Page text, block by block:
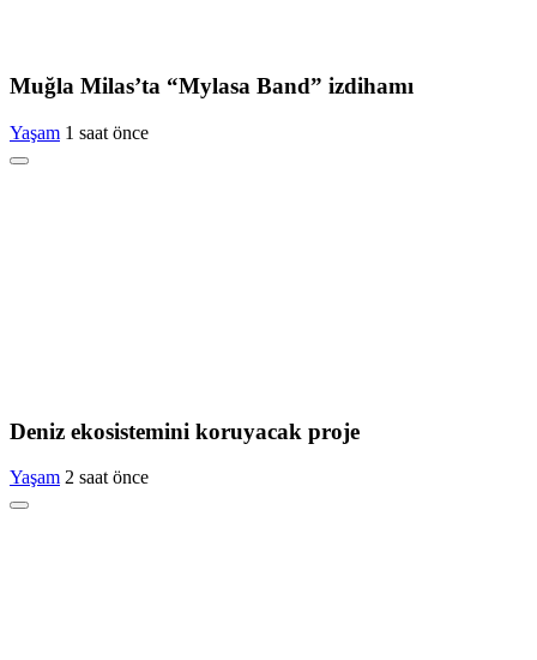
Muğla Milas’ta “Mylasa Band” izdihamı
Yaşam 1 saat önce
Deniz ekosistemini koruyacak proje
Yaşam 2 saat önce